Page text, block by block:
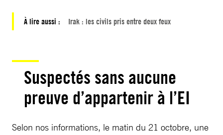
À lire aussi : Irak : les civils pris entre deux feux
Suspectés sans aucune
preuve d’appartenir à l’EI
Selon nos informations, le matin du 21 octobre, une